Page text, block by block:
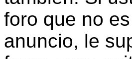
foro que no
anuncio, le